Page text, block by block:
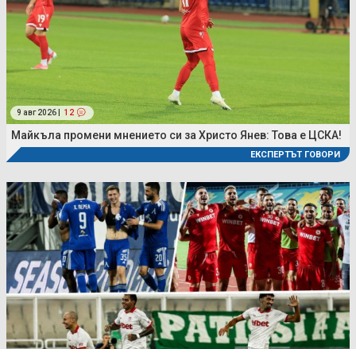
9 авг 2026 | 12
Майкъла промени мнението си за Христо Янев: Това е ЦСКА!
ЕКСПЕРТЪТ ГОВОРИ